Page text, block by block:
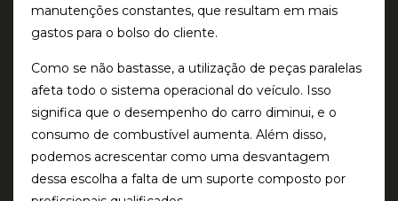
manutenções constantes, que resultam em mais
gastos para o bolso do cliente.
Como se não bastasse, a utilização de peças paralelas
afeta todo o sistema operacional do veículo. Isso
significa que o desempenho do carro diminui, e o
consumo de combustível aumenta. Além disso,
podemos acrescentar como uma desvantagem
dessa escolha a falta de um suporte composto por